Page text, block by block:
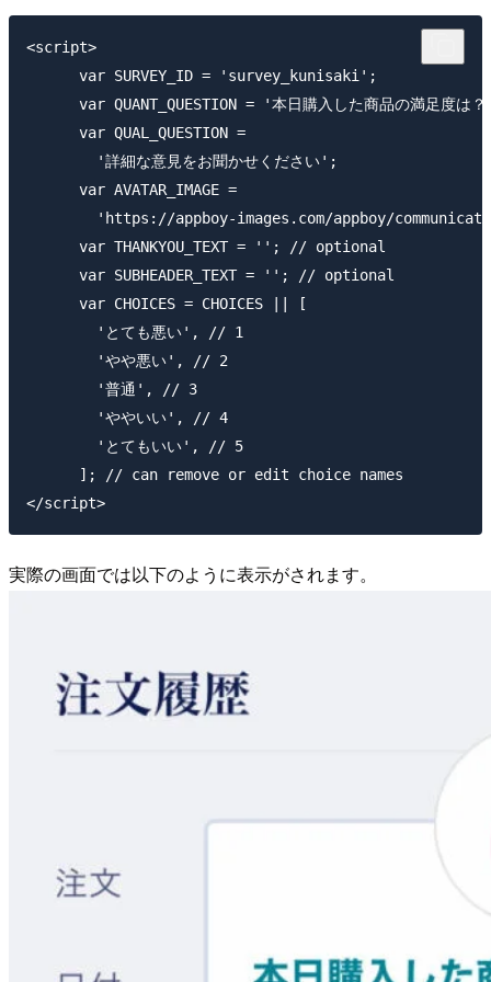
<script>
      var SURVEY_ID = 'survey_kunisaki';
var QUANT_QUESTION = '本日購入した商品の満足度は？
      var QUAL_QUESTION =
        '詳細な意見をお聞かせください';
      var AVATAR_IMAGE =
'https://appboy-images.com/appboy/
      var THANKYOU_TEXT = ''; // optional
      var SUBHEADER_TEXT = ''; // optional
      var CHOICES = CHOICES || [
        'とても悪い', // 1
        'やや悪い', // 2
        '普通', // 3
        'ややいい', // 4
        'とてもいい', // 5
      ]; // can remove or edit choice names
実際の画面では以下のように表示がされます。